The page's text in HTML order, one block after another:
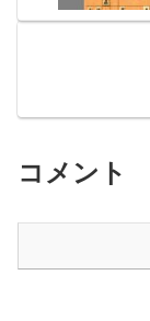
コメント